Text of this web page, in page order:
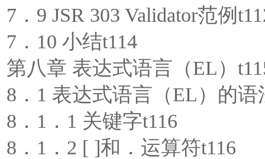
7．9 JSR 303 Validator范例
7．10 小结t114
第八章 表达式语言（EL）
8．1 表达式语言（EL）的语
8．1．1 关键字t116
8．1．2 [ ]和．运算符t116